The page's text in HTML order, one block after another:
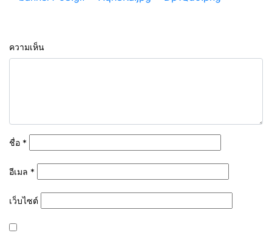
ความเห็น
ชื่อ *
อีเมล *
เว็บไซต์